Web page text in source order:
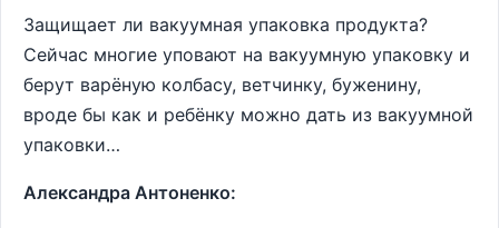
Защищает ли вакуумная упаковка продукта?
Сейчас многие уповают на вакуумную упаковку и
берут варёную колбасу, ветчинку, буженину,
вроде бы как и ребёнку можно дать из вакуумной
упаковки…
Александра Антоненко: